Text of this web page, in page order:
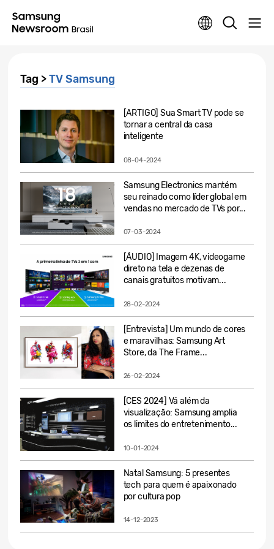
Tag >TV Samsung
[ARTIGO] Sua Smart TV pode se
tornar a central da casa
inteligente
08-04-2024
Samsung Electronics mantém
seu reinado como líder global em
vendas no mercado de TVs por...
07-03-2024
[ÁUDIO] Imagem 4K, videogame
direto na tela e dezenas de
canais gratuitos motivam...
28-02-2024
[Entrevista] Um mundo de cores
e maravilhas: Samsung Art
Store, da The Frame...
26-02-2024
[CES 2024] Vá além da
visualização: Samsung amplia
os limites do entretenimento...
10-01-2024
Natal Samsung: 5 presentes
tech para quem é apaixonado
por cultura pop
14-12-2023